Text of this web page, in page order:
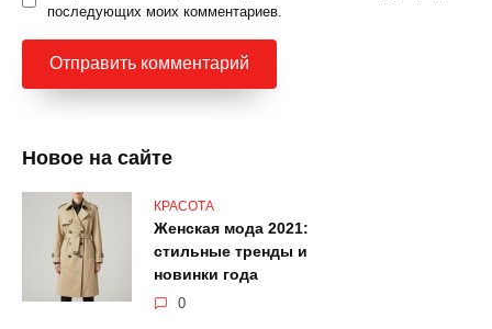
последующих моих комментариев.
Новое на сайте
КРАСОТА
Женская мода 2021:
стильные тренды и
новинки года
0